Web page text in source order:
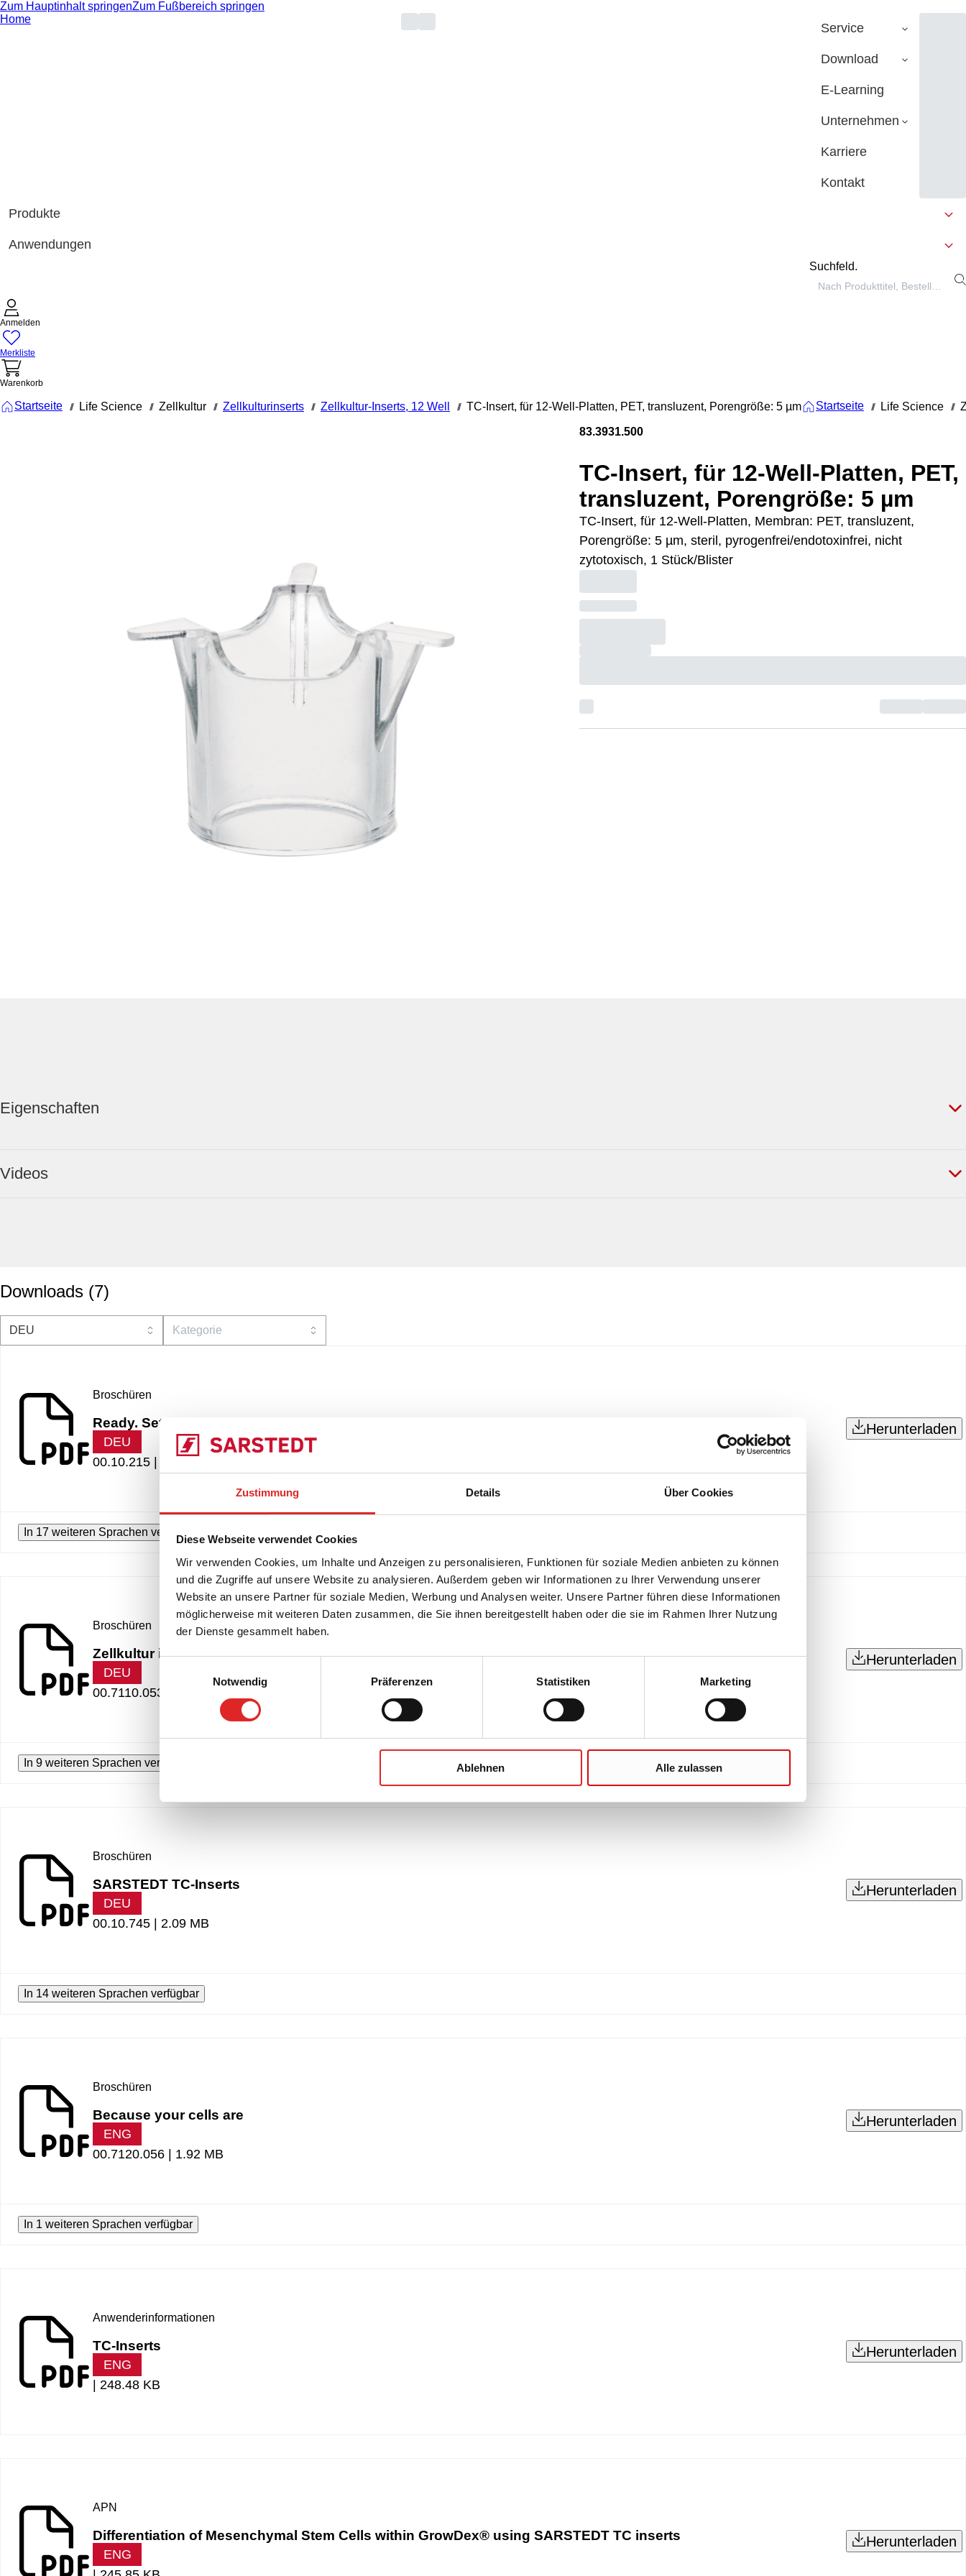
Zustimmung Details Über Cookies
Diese Webseite verwendet Cookies
Wir verwenden Cookies, um Inhalte und Anzeigen zu personalisieren, Funktionen für soziale Medien anbieten zu können
und die Zugriffe auf unsere Website zu analysieren. Außerdem geben wir Informationen zu Ihrer Verwendung unserer
Website an unsere Partner für soziale Medien, Werbung und Analysen weiter. Unsere Partner führen diese Informationen
möglicherweise mit weiteren Daten zusammen, die Sie ihnen bereitgestellt haben oder die sie im Rahmen Ihrer Nutzung
der Dienste gesammelt haben.
Notwendig
Präferenzen Statistiken Marketing
Ablehnen Alle zulassen
Zum Hauptinhalt springenZum Fußbereich springen
Home
Service
Download
E-Learning
Unternehmen
Karriere
Kontakt
Produkte
Anwendungen
Suchfeld.
Anmelden
Merkliste
Warenkorb
Startseite /// Life Science /// Zellkultur /// Zellkulturinserts /// Zellkultur-Inserts, 12 Well /// TC-Insert, für 12-Well-Platten, PET, transluzent, Porengröße: 5 µm Startseite /// Life Science ///
83.3931.500
TC-Insert, für 12-Well-Platten, PET,
transluzent, Porengröße: 5 µm
TC-Insert, für 12-Well-Platten, Membran: PET, transluzent,
Porengröße: 5 µm, steril, pyrogenfrei/endotoxinfrei, nicht
zytotoxisch, 1 Stück/Blister
Eigenschaften
Videos
Downloads (7)
Broschüren
Ready. Set. Grow!
DEU
00.10.215 |
Herunterladen
In 17 weiteren Sprachen verfügbar
Broschüren
Zellkultur im Fokus
DEU
00.7110.053 |
Herunterladen
In 9 weiteren Sprachen verfügbar
Broschüren
SARSTEDT TC-Inserts
DEU
00.10.745 |2.09 MB
Herunterladen
In 14 weiteren Sprachen verfügbar
Broschüren
Because your cells are
ENG
00.7120.056 | 1.92 MB
Herunterladen
In 1 weiteren Sprachen verfügbar
Anwenderinformationen
TC-Inserts
ENG
|248.48 KB
Herunterladen
APN
Differentiation of Mesenchymal Stem Cells within GrowDex® using SARSTEDT TC inserts
ENG
Herunterladen